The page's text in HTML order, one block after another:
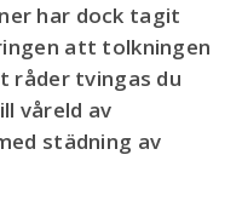
har dock tagit
att tolkningen
råder tvingas du
våreld av
städning av